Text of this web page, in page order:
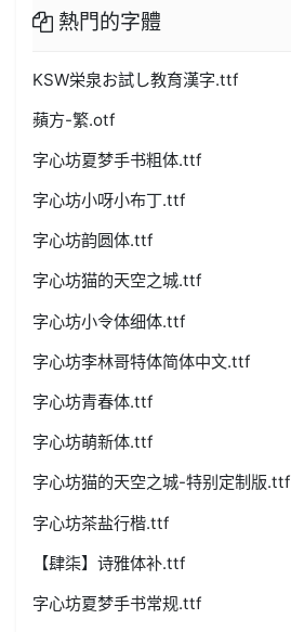
熱門的字體
KSW栄泉お試し教育漢字.ttf
蘋方-繁.otf
字心坊夏梦手书粗体.ttf
字心坊小呀小布丁.ttf
字心坊韵圆体.ttf
字心坊猫的天空之城.ttf
字心坊小令体细体.ttf
字心坊李林哥特体简体中文.ttf
字心坊青春体.ttf
字心坊萌新体.ttf
字心坊猫的天空之城-特别定制版.ttf
字心坊茶盐行楷.ttf
【肆柒】诗雅体补.ttf
字心坊夏梦手书常规.ttf